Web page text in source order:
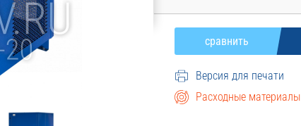
Версия для печати
Расходные материалы